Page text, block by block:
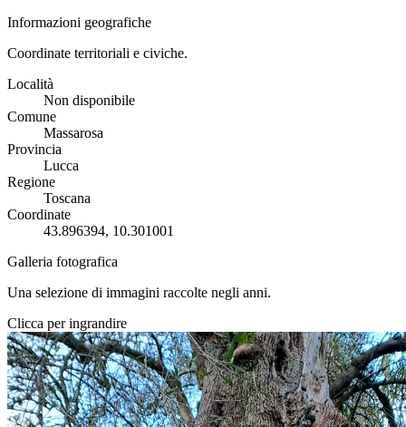
Informazioni geografiche
Coordinate territoriali e civiche.
Località
Non disponibile
Comune
Massarosa
Provincia
Lucca
Regione
Toscana
Coordinate
43.896394, 10.301001
Galleria fotografica
Una selezione di immagini raccolte negli anni.
Clicca per ingrandire